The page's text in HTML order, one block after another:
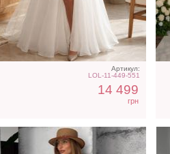
Артикул:
LOL-11-449-551
14 499
грн
Трендовое шелковое
платье в бежевом цвете